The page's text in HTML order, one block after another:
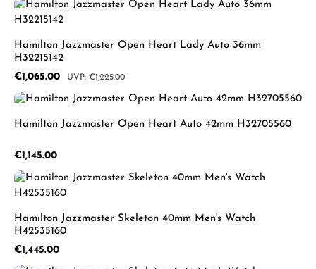
Hamilton Jazzmaster Open Heart Lady Auto 36mm
H32215142
Sale price:
€1,065.00 Regular price:
€1,225.00
Hamilton Jazzmaster Open Heart Auto 42mm H32705560
Regular price:
€1,145.00
Hamilton Jazzmaster Skeleton 40mm Men's Watch
H42535160
Regular price:
€1,445.00